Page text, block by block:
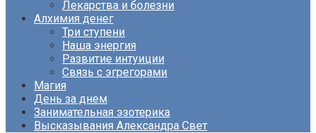
Лекарства и болезни
Алхимия денег
Три ступени
Наша энергия
Развитие интуиции
Связь с эгрегорами
Магия
День за днем
Занимательная эзотерика
Высказывания Александра Свет